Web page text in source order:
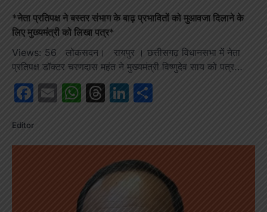
*नेता प्रतिपक्ष ने बस्तर संभाग के बाढ़ प्रभावितों को मुआवजा दिलाने के
लिए मुख्यमंत्री को लिखा पत्र*
Views: 56 लोकसदन। रायपुर । छत्तीसगढ़ विधानसभा में नेता
प्रतिपक्ष डॉक्टर चरणदास महंत ने मुख्यमंत्री विष्णुदेव साय को पत्र…
Facebook
EmailWhatsApp
Threads
LinkedIn
Editor